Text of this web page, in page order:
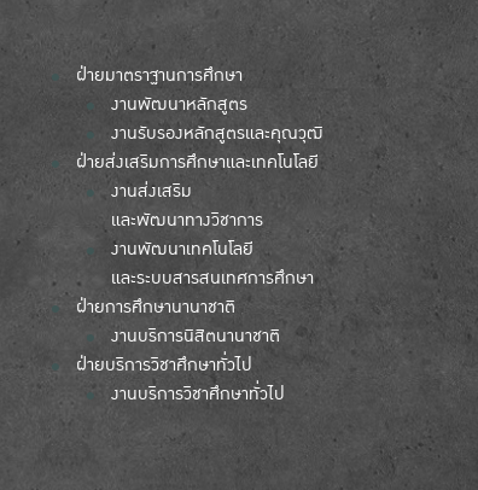
ฝ่ายมาตราฐานการศึกษา
งานพัฒนาหลักสูตร
งานรับรองหลักสูตรและคุณวุฒิ
ฝ่ายส่งเสริมการศึกษาและเทคโนโลยี
งานส่งเสริม
และพัฒนาทางวิชาการ
งานพัฒนาเทคโนโลยี
และระบบสารสนเทศการศึกษา
ฝ่ายการศึกษานานาชาติ
งานบริการนิสิตนานาชาติ
ฝ่ายบริการวิชาศึกษาทั่วไป
งานบริการวิชาศึกษาทั่วไป